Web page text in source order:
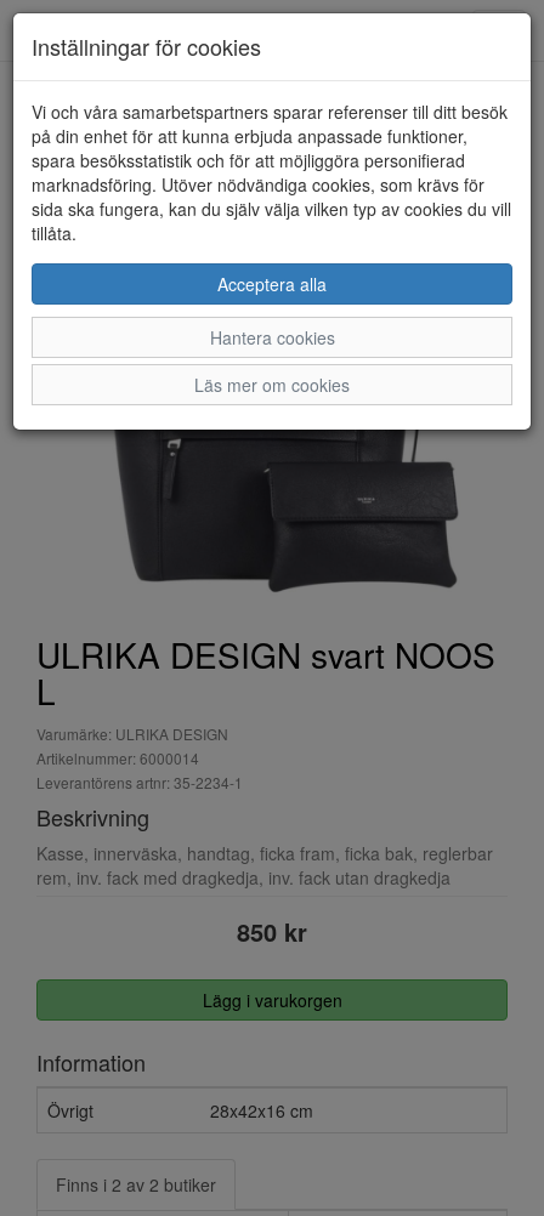
HEM ULRIKA DESIGN
ULRIKA DESIGN svart NOOS
L
Varumärke: ULRIKA DESIGN
Artikelnummer: 6000014
Leverantörens artnr: 35-2234-1
Beskrivning
Kasse, innerväska, handtag, ficka fram, ficka bak, reglerbar
rem, inv. fack med dragkedja, inv. fack utan dragkedja
850 kr
Lägg i varukorgen
Information
Övrigt 28x42x16 cm
Finns i 2 av 2 butiker
Inställningar för cookies
Vi och våra samarbetspartners sparar referenser till ditt besök
på din enhet för att kunna erbjuda anpassade funktioner,
spara besöksstatistik och för att möjliggöra personifierad
marknadsföring. Utöver nödvändiga cookies, som krävs för
sida ska fungera, kan du själv välja vilken typ av cookies du vill
tillåta.
Acceptera alla
Hantera cookies
Läs mer om cookies